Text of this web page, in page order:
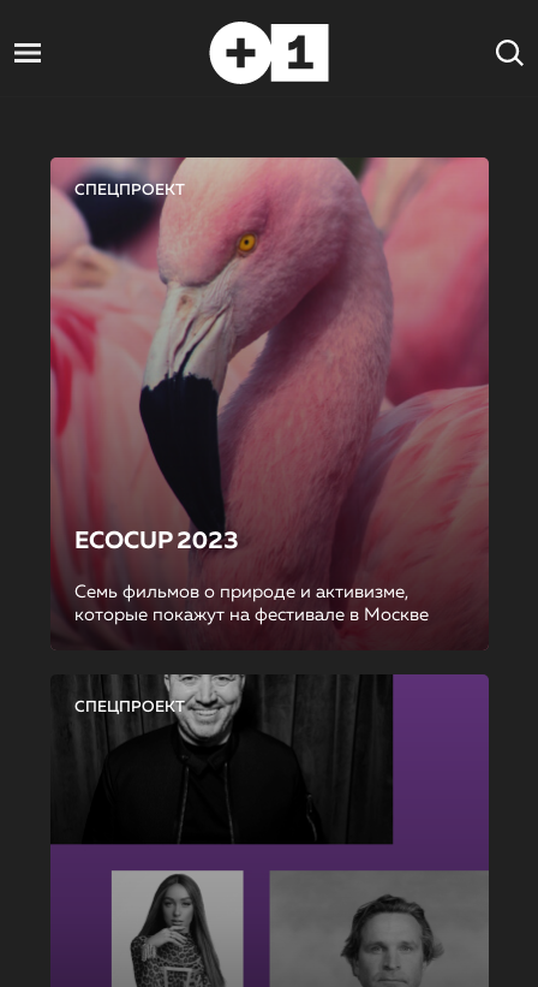
СПЕЦПРОЕКТ
ECOCUP 2023
Семь фильмов о природе и активизме,
которые покажут на фестивале в Москве
СПЕЦПРОЕКТ